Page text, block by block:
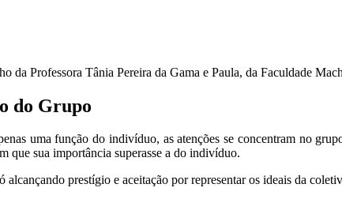
da Professora Tânia Pereira da Gama e Paula, da Faculdade
do Grupo
uma função do indivíduo, as atenções se concentram no
que sua importância superasse a do indivíduo.
prestígio e aceitação por representar os ideais da